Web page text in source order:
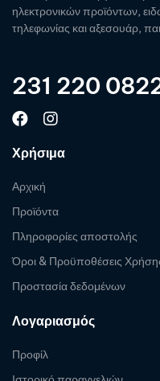
ηλεκτρονικών προϊόντων,
τηλεφωνίας και αξεσουάρ,
231 220
Χρήσιμα
Αρχική
Προϊόντα
Πληροφορίες αποστολής
Όροι & Προϋποθέσεις
Προστασία δεδομένων
Λογαριασμός
Προφίλ